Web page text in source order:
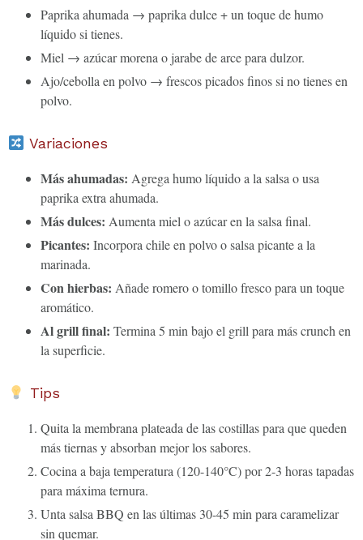
Paprika ahumada → paprika dulce + un toque de humo
líquido si tienes.
Miel → azúcar morena o jarabe de arce para dulzor.
Ajo/cebolla en polvo → frescos picados finos si no tienes en
polvo.
Variaciones
Más ahumadas: Agrega humo líquido a la salsa o usa
paprika extra ahumada.
Más dulces: Aumenta miel o azúcar en la salsa final.
Picantes: Incorpora chile en polvo o salsa picante a la
marinada.
Con hierbas: Añade romero o tomillo fresco para un toque
aromático.
Al grill final: Termina 5 min bajo el grill para más crunch en
la superficie.
Tips
Quita la membrana plateada de las costillas para que queden
más tiernas y absorban mejor los sabores.
Cocina a baja temperatura (120-140°C) por 2-3 horas tapadas
para máxima ternura.
Unta salsa BBQ en las últimas 30-45 min para caramelizar
sin quemar.